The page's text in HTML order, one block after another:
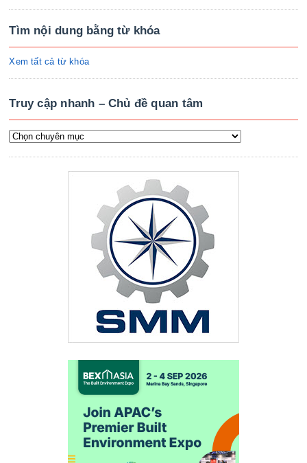
Tìm nội dung bằng từ khóa
Xem tất cả từ khóa
Truy cập nhanh – Chủ đề quan tâm